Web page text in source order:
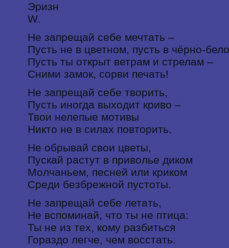
Эризн
W.
Не запрещай себе мечтать –
Пусть не в цветном, пусть в чёрно-
Пусть ты открыт ветрам и стрелам –
Сними замок, сорви печать!
Не запрещай себе творить,
Пусть иногда выходит криво –
Твои нелепые мотивы
Никто не в силах повторить.
Не обрывай свои цветы,
Пускай растут в приволье диком
Молчаньем, песней или криком
Среди безбрежной пустоты.
Не запрещай себе летать,
Не вспоминай, что ты не птица:
Ты не из тех, кому разбиться
Гораздо легче, чем восстать.